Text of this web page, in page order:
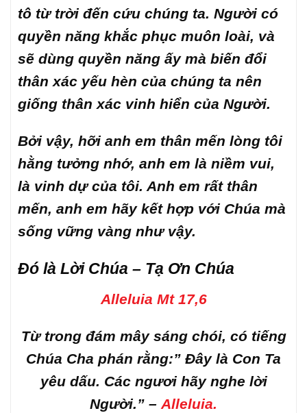
tô từ trời đến cứu chúng ta. Người có
quyền năng khắc phục muôn loài, và
sẽ dùng quyền năng ấy mà biến đổi
thân xác yếu hèn của chúng ta nên
giống thân xác vinh hiển của Người.
Bởi vậy, hỡi anh em thân mến lòng tôi
hằng tưởng nhớ, anh em là niềm vui,
là vinh dự của tôi. Anh em rất thân
mến, anh em hãy kết hợp với Chúa mà
sống vững vàng như vậy.
Đó là Lời Chúa – Tạ Ơn Chúa
Alleluia Mt 17,6
Từ trong đám mây sáng chói, có tiếng
Chúa Cha phán rằng:” Đây là Con Ta
yêu dấu. Các ngươi hãy nghe lời
Người.” – Alleluia.